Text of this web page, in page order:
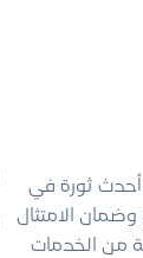
أحدث ثورة في
الامتثال
من الخدمات